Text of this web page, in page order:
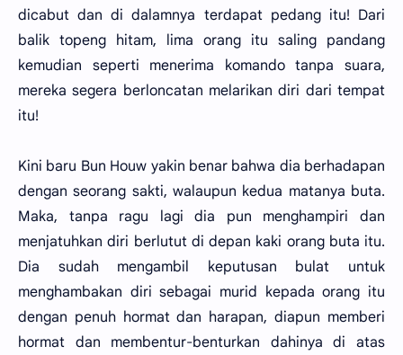
dicabut dan di dalamnya terdapat pedang itu! Dari
balik topeng hitam, lima orang itu saling pandang
kemudian seperti menerima komando tanpa suara,
mereka segera berloncatan melarikan diri dari tempat
itu!
Kini baru Bun Houw yakin benar bahwa dia berhadapan
dengan seorang sakti, walaupun kedua matanya buta.
Maka, tanpa ragu lagi dia pun menghampiri dan
menjatuhkan diri berlutut di depan kaki orang buta itu.
Dia sudah mengambil keputusan bulat untuk
menghambakan diri sebagai murid kepada orang itu
dengan penuh hormat dan harapan, diapun memberi
hormat dan membentur-benturkan dahinya di atas